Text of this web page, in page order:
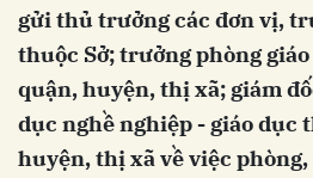
gửi thủ trưởng các đơn vị,
thuộc Sở; trưởng phòng
quận, huyện, thị xã; giám
dục nghề nghiệp - giáo dục
huyện, thị xã về việc